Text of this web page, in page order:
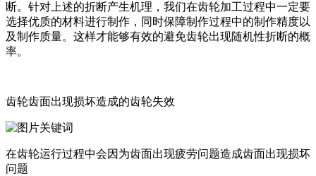
断。针对上述的折断产生机理，我们在齿轮加工过程中一定要
选择优质的材料进行制作，同时保障制作过程中的制作精度以
及制作质量。这样才能够有效的避免齿轮出现随机性折断的概
率。
齿轮齿面出现损坏造成的齿轮失效
在齿轮运行过程中会因为齿面出现疲劳问题造成齿面出现损坏
问题